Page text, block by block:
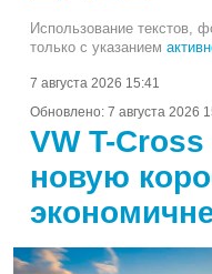
Использование текстов,
только с указанием
7 августа 2026 15:41
Обновлено: 7 августа 2026
VW T-
новую